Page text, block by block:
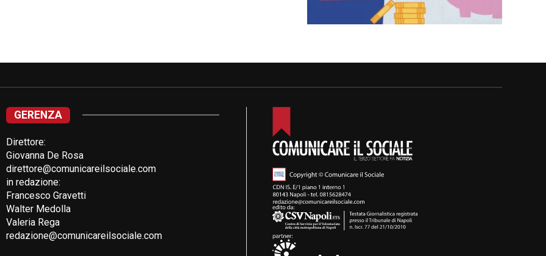
GERENZA
Direttore:
Giovanna De Rosa
direttore@comunicareilsociale.com
in redazione:
Francesco Gravetti
Walter Medolla
Valeria Rega
redazione@comunicareilsociale.com